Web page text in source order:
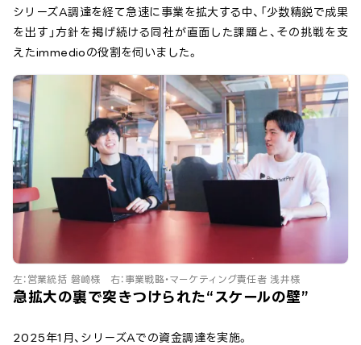
シリーズA調達を経て急速に事業を拡大する中、「少数精鋭で成果
を出す」方針を掲げ続ける同社が直面した課題と、その挑戦を支
えたimmedioの役割を伺いました。
左：営業統括 磐崎様 右：事業戦略・マーケティング責任者 浅井様
急拡大の裏で突きつけられた“スケールの壁”
2025年1月、シリーズAでの資金調達を実施。